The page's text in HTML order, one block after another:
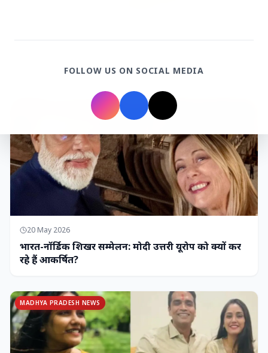
20 May 2026
भारत-नॉर्डिक शिखर सम्मेलन: मोदी उत्तरी यूरोप को क्यों कर
रहे हैं आकर्षित?
MADHYA PRADESH NEWS
FOLLOW US ON SOCIAL MEDIA